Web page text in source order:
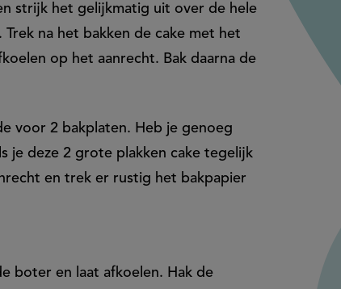
strijk het gelijkmatig uit over de hele
Trek na het bakken de cake met het
op het aanrecht. Bak daarna de
voor 2 bakplaten. Heb je genoeg
je deze 2 grote plakken cake tegelijk
en trek er rustig het bakpapier
boter en laat afkoelen. Hak de